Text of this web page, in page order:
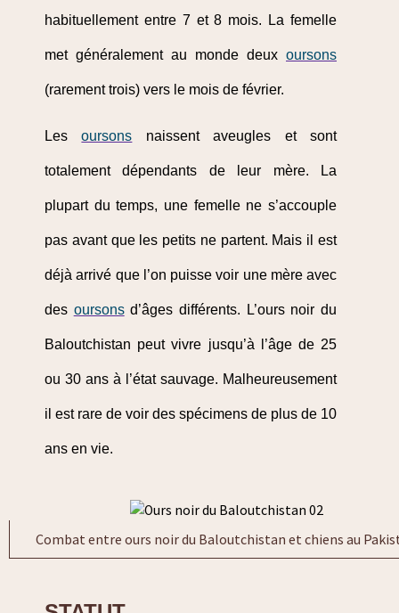
habituellement entre 7 et 8 mois. La femelle
met généralement au monde deux oursons
(rarement trois) vers le mois de février.
Lesoursons naissent aveugles et sont
totalement dépendants de leur mère. La
plupart du temps, une femelle ne s’accouple
pas avant que les petits ne partent. Mais il est
déjà arrivé que l’on puisse voir une mère avec
des oursonsd’âges différents. L’ours noir du
Baloutchistan peut vivre jusqu’à l’âge de 25
ou 30 ans à l’état sauvage. Malheureusement
il est rare de voir des spécimens de plus de 10
ans en vie.
Combat entre ours noir du Baloutchistan et chiens au